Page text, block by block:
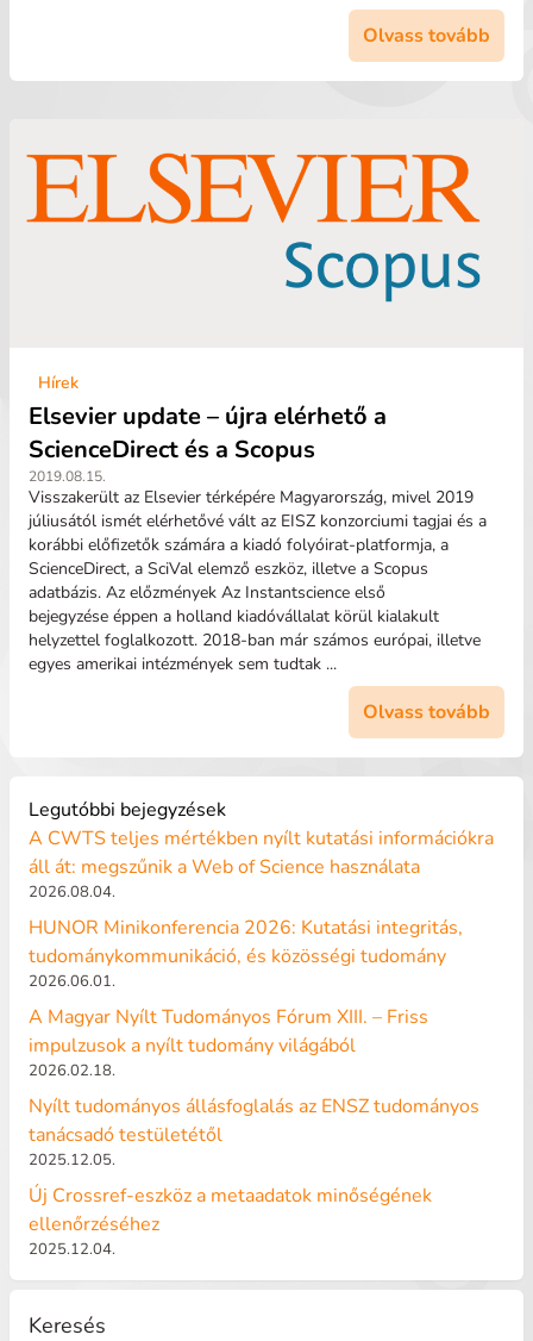
Olvass tovább
Hírek
Elsevier update – újra elérhető a
ScienceDirect és a Scopus
2019.08.15.
Visszakerült az Elsevier térképére Magyarország, mivel 2019
júliusától ismét elérhetővé vált az EISZ konzorciumi tagjai és a
korábbi előfizetők számára a kiadó folyóirat-platformja, a
ScienceDirect, a SciVal elemző eszköz, illetve a Scopus
adatbázis. Az előzmények Az Instantscience első
bejegyzése éppen a holland kiadóvállalat körül kialakult
helyzettel foglalkozott. 2018-ban már számos európai, illetve
egyes amerikai intézmények sem tudtak ...
Olvass tovább
Legutóbbi bejegyzések
A CWTS teljes mértékben nyílt kutatási információkra
áll át: megszűnik a Web of Science használata
2026.08.04.
HUNOR Minikonferencia 2026: Kutatási integritás,
tudománykommunikáció, és közösségi tudomány
2026.06.01.
A Magyar Nyílt Tudományos Fórum XIII. – Friss
impulzusok a nyílt tudomány világából
2026.02.18.
Nyílt tudományos állásfoglalás az ENSZ tudományos
tanácsadó testületétől
2025.12.05.
Új Crossref-eszköz a metaadatok minőségének
ellenőrzéséhez
2025.12.04.
Keresés